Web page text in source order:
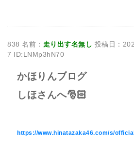
838 名前： 走り出す名無し 投稿日：
7 ID:LNMp3hN70
かほりんブログ
しほさんへ🎅🏻
https://www.hinatazaka46.com/s/